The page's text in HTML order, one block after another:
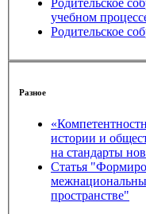
Родительское
учебном
Родительское
Разное
истории и
на стандарты
Статья
пространстве"